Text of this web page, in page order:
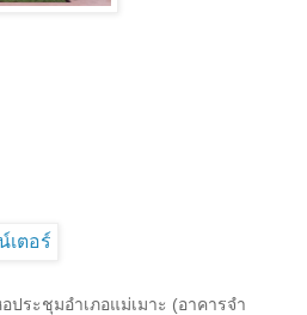
ระชุมอำเภอแม่เมาะ (อาคารจำ